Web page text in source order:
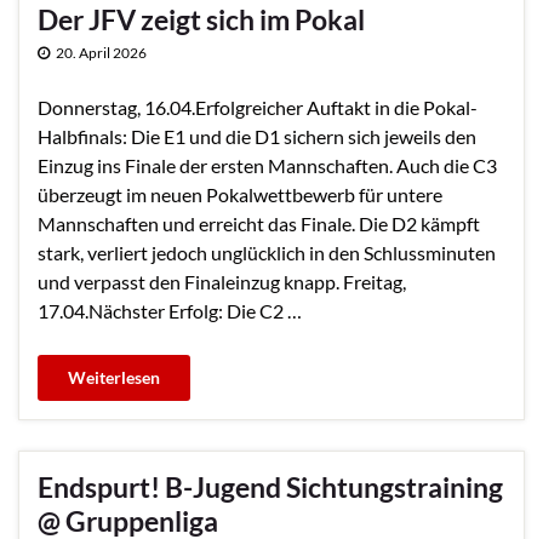
Der JFV zeigt sich im Pokal
20. April 2026
Donnerstag, 16.04.Erfolgreicher Auftakt in die Pokal-
Halbfinals: Die E1 und die D1 sichern sich jeweils den
Einzug ins Finale der ersten Mannschaften. Auch die C3
überzeugt im neuen Pokalwettbewerb für untere
Mannschaften und erreicht das Finale. Die D2 kämpft
stark, verliert jedoch unglücklich in den Schlussminuten
und verpasst den Finaleinzug knapp. Freitag,
17.04.Nächster Erfolg: Die C2 …
Endspurt! B-Jugend Sichtungstraining
@ Gruppenliga